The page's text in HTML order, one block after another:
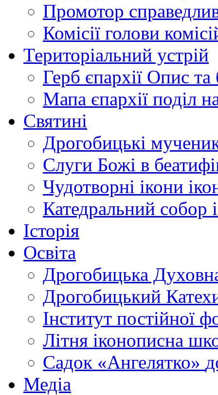
Промотор
Комісії голови
Територіальний устрій
Герб єпархії Опис та
Мапа єпархії поділ
Святині
Дрогобицькі
Слуги Божі в
Чудотворні ікони
Катедральний собор
Історія
Освіта
Дрогобицька
Дрогобицький
Інститут постійної
Літня іконописна
Садок «Ангелятко»
Медіа